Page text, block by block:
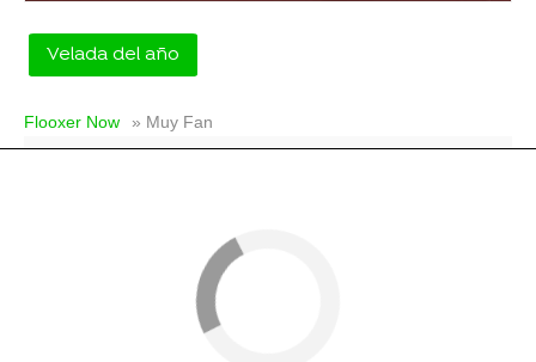
Velada del año
Flooxer Now » Muy Fan